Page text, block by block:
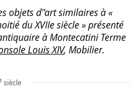
objets d''art similaires à «
du XVIIe siècle » présenté
à Montecatini Terme
Louis XIV, Mobilier.
siècle